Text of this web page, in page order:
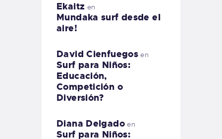
Ekaitz en
Mundaka surf desde el
aire!
David Cienfuegos en
Surf para Niños:
Educación,
Competición o
Diversión?
Diana Delgadoen
Surf para Niños: